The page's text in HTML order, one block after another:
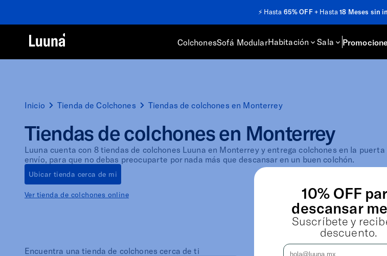
⚡️ Hasta 65% OFF+ Hasta18 Meses sin
ColchonesSofá ModularHabitación Sala
Inicio Tienda de Colchones Tiendas de colchones en Monterrey
Tiendas de colchones en Monterrey
Luuna cuenta con 8 tiendas de colchones Luuna en Monterrey y entrega colchones en la
envío, para que no debas preocuparte por nada más que descansar en un buen colchón.
Ubicar tienda cerca de mi
Ver tienda de colchones online
Encuentra una tienda de colchones cerca de ti
10% OFF
descansar
Suscríbete y
descuento.